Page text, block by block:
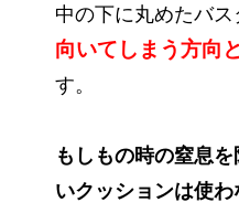
中の下に丸めたバス
向いてしまう方向
す。
もしもの時の窒息
いクッションは使わ